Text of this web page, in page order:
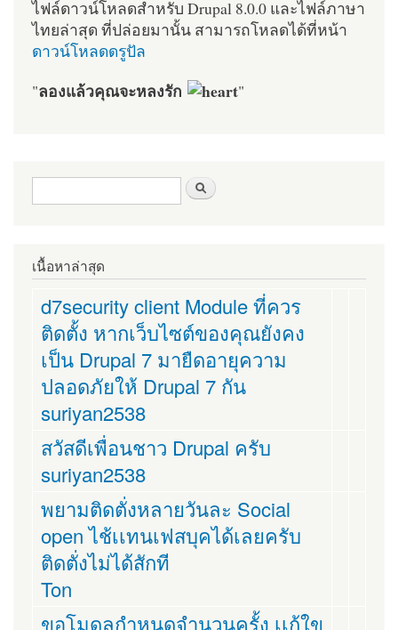
ไฟล์ดาวน์โหลดสำหรับ Drupal 8.0.0 และไฟล์ภาษา
ไทยล่าสุด ที่ปล่อยมานั้น สามารถโหลดได้ที่หน้า
ดาวน์โหลดดรูปัล
"ลองแล้วคุณจะหลงรัก "
ฟอร์มค้นหา
เนื้อหาล่าสุด
d7security client Module ที่ควร
ติดตั้ง หากเว็บไซต์ของคุณยังคง
เป็น Drupal 7 มายืดอายุความ
ปลอดภัยให้ Drupal 7 กัน
suriyan2538
สวัสดีเพื่อนชาว Drupal ครับ
suriyan2538
พยามติดตั่งหลายวันละ Social
open ไช้เเทนเฟสบุคได้เลยครับ
ติดตั่งไม่ได้สักที
Ton
ขอโมดูลกำหนดจำนวนครั้ง เเก้ใข